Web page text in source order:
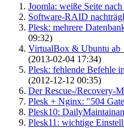
Joomla: weiße Seite
Software-RAID
Plesk: mehrere
09:32)
VirtualBox & Ubuntu ab
(2013-02-04 17:34)
Plesk: fehlende Befehle
(2012-12-12 00:35)
Der Rescue-/Recovery-
Plesk + Nginx: "504
Plesk10:
Plesk11: wichtige